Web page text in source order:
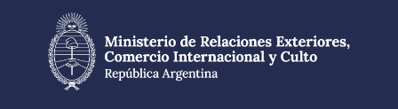
contenido
principal